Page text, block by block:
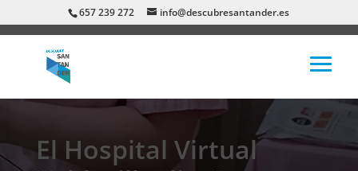
657 239 272 info@descubresantander.es
El Hospital Virtual